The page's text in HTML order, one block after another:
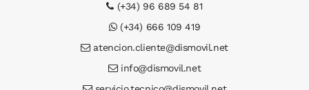
(+34) 96 689 54 81
(+34) 666 109 419
atencion.cliente@dismovil.net
info@dismovil.net